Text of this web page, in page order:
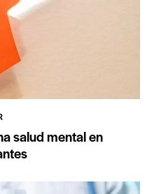
salud mental en